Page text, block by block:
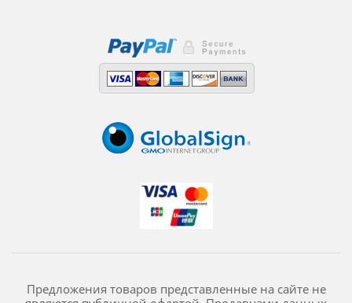
Предложения товаров представленные на сайте не